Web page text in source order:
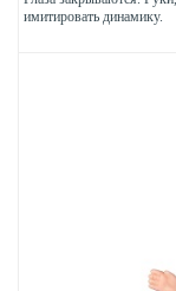
имитировать динамику.